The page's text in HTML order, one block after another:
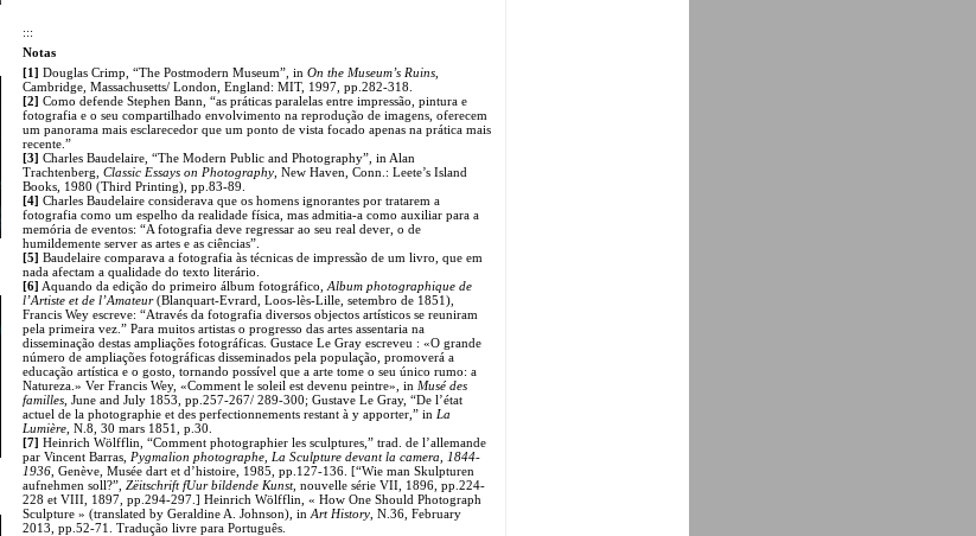
:::
Notas
[1] Douglas Crimp, “The Postmodern Museum”, in On the Museum’s Ruins
Cambridge, Massachusetts/ London, England: MIT, 1997, pp.282-318.
[2] Como defende Stephen Bann, “as práticas paralelas entre impressão, pintura e
fotografia e o seu compartilhado envolvimento na reprodução de imagens, oferecem
um panorama mais esclarecedor que um ponto de vista focado apenas na prática mais
recente.”
[3] Charles Baudelaire, “The Modern Public and Photography”, in Alan
Trachtenberg, Classic Essays on Photography , New Haven, Conn.: Leete’s Island
Books, 1980 (Third Printing), pp.83-89.
[4] Charles Baudelaire considerava que os homens ignorantes por tratarem a
fotografia como um espelho da realidade física, mas admitia-a como auxiliar para a
memória de eventos: “A fotografia deve regressar ao seu real dever, o de
humildemente server as artes e as ciências”.
[5] Baudelaire comparava a fotografia às técnicas de impressão de um livro, que em
nada afectam a qualidade do texto literário.
[6] Aquando da edição do primeiro álbum fotográfico, Album photographique de
l’Artiste et de l’Amateur(Blanquart-Evrard, Loos-lès-Lille, setembro de 1851),
Francis Wey escreve: “Através da fotografia diversos objectos artísticos se reuniram
pela primeira vez.” Para muitos artistas o progresso das artes assentaria na
disseminação destas ampliações fotográficas. Gustace Le Gray escreveu : «O grande
número de ampliações fotográficas disseminados pela população, promoverá a
educação artística e o gosto, tornando possível que a arte tome o seu único rumo: a
Natureza.» Ver Francis Wey, «Comment le soleil est devenu peintre», in Musé des
familles , June and July 1853, pp.257-267/ 289-300; Gustave Le Gray, “De l’état
actuel de la photographie et des perfectionnements restant à y apporter,” in La
Lumière , N.8, 30 mars 1851, p.30.
[7] Heinrich Wölfflin, “Comment photographier les sculptures,” trad. de l’allemande
par Vincent Barras, Pygmalion photographe, La Sculpture devant la camera, 1844-
1936 , Genève, Musée dart et d’histoire, 1985, pp.127-136. [“Wie man Skulpturen
aufnehmen soll?”, Zëitschrift fUur bildende Kunst, nouvelle série VII, 1896, pp.224-
228 et VIII, 1897, pp.294-297.] Heinrich Wölfflin, « How One Should Photograph
Sculpture » (translated by Geraldine A. Johnson), in Art History , N.36, February
2013, pp.52-71. Tradução livre para Português.